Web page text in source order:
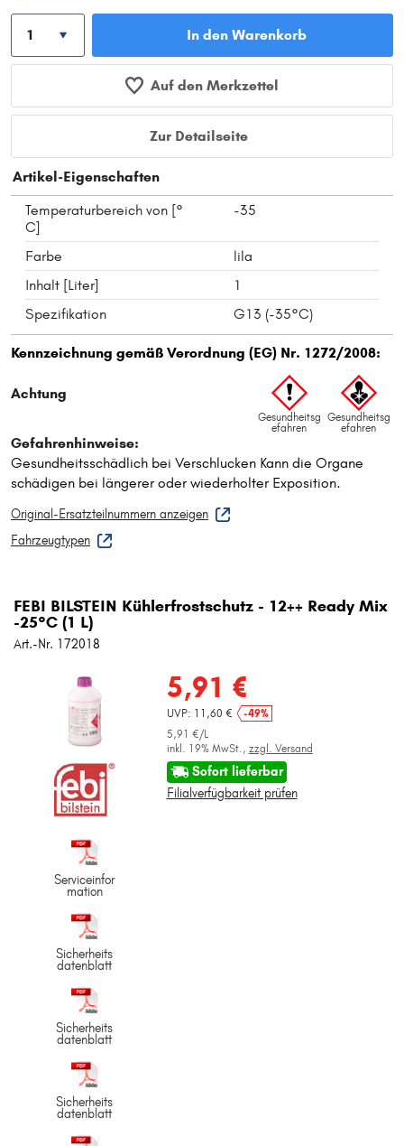
In den Warenkorb
Auf den Merkzettel
Zur Detailseite
Artikel-Eigenschaften
Temperaturbereich von [°
C]
-35
Farbe
lila
Inhalt [Liter]
1
Spezifikation
G13 (-35°C)
Original-Ersatzteilnummern anzeigen
Fahrzeugtypen
FEBI BILSTEIN Kühlerfrostschutz - 12++ Ready Mix
-25°C (1 L)
Art.-Nr. 172018
Serviceinfor
mation
Sicherheits
datenblatt
Sicherheits
datenblatt
Sicherheits
datenblatt
5,91 €
UVP: 11,60 €
-49%
5,91 €/L
inkl. 19% MwSt., zzgl. Versand
Sofort lieferbar
Filialverfügbarkeit prüfen